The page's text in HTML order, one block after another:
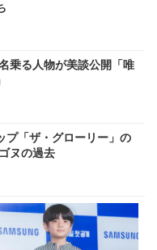
乗る人物が美談公開「唯
プ「ザ・グローリー」の
ヌの過去